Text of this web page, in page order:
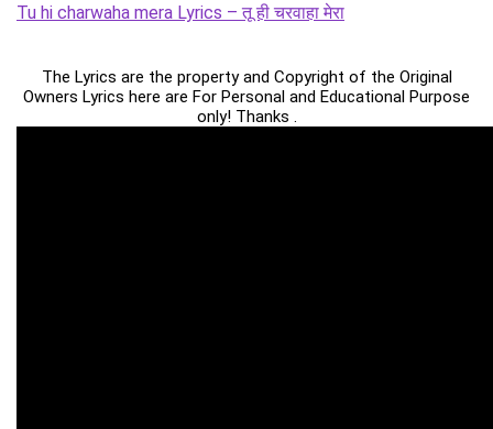
Tu hi charwaha mera Lyrics – तू ही चरवाहा मेरा
The Lyrics are the property and Copyright of the Original
Owners Lyrics here are For Personal and Educational Purpose
only! Thanks .